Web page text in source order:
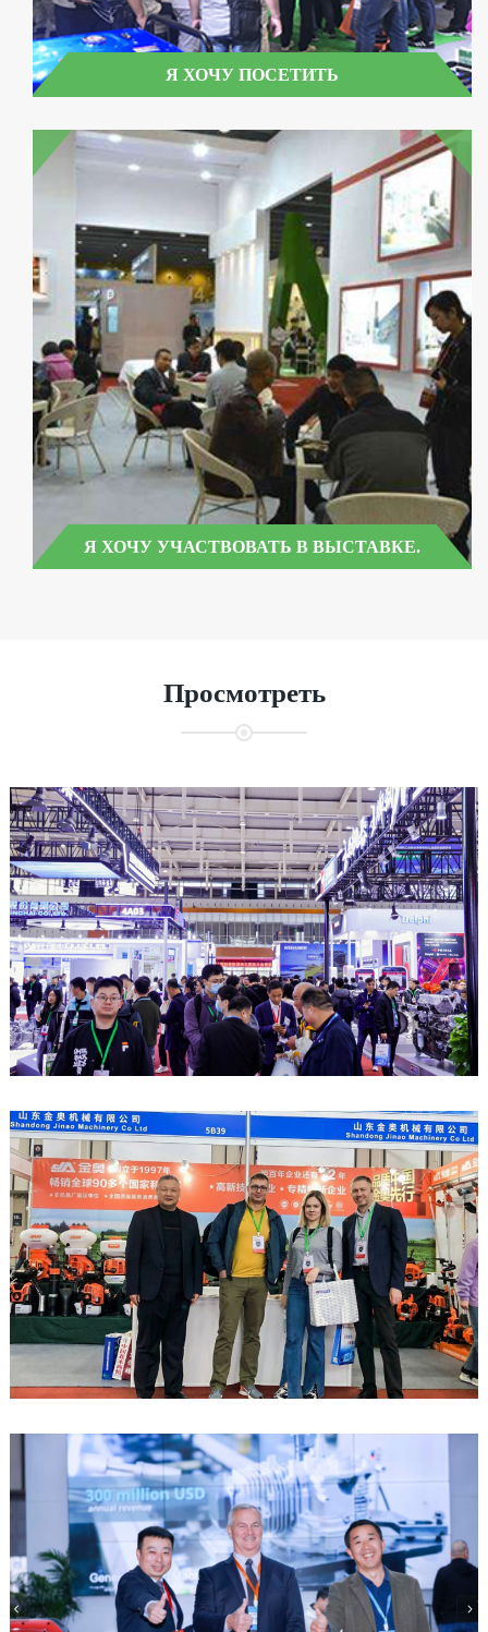
Я ХОЧУ ПОСЕТИТЬ
Я ХОЧУ УЧАСТВОВАТЬ В ВЫСТАВКЕ.
Просмотреть